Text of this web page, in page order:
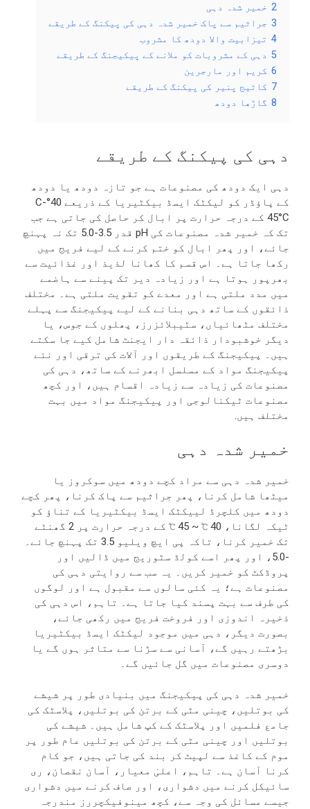
2 خمیر شدہ دہی
3 جراثیم سے پاک خمیر شدہ دہی کی پیکنگ کے طریقے
4 تیزابیت والا دودھ کا مشروب
5 دہی کے مشروبات کو ملانے کے پیکیجنگ کے طریقے
6 کریم اور مارجرین
7 کاٹیج پنیر کی پیکنگ کے طریقے
8 گاڑھا دودھ
دہی کی پیکنگ کے طریقے
دہی ایک دودھ کی مصنوعات ہے جو تازہ دودھ یا دودھ
کے پاؤڈر کو لیکٹک ایسڈ بیکٹیریا کے ذریعے 40°C-
45°C کے درجہ حرارت پر ابال کر حاصل کی جاتی ہے جب
تک کہ خمیر شدہ مصنوعات کی pH قدر 3.5-5.0 تک نہ پہنچ
جائے، اور پھر ابال کو ختم کرنے کے لیے فریج میں
رکھا جاتا ہے۔ اس قسم کا کھانا لذیذ اور غذائیت سے
بھرپور ہوتا ہے اور زیادہ دیر تک پینے سے ہاضمے
میں مدد ملتی ہے اور معدے کو تقویت ملتی ہے۔ مختلف
ذائقوں کے ساتھ دہی بنانے کے لیے پیکیجنگ سے پہلے
مختلف مٹھائیاں، سٹیبلائزرز، پھلوں کے جوس، یا
دیگر خوشبودار ذائقہ دار ایجنٹ شامل کیے جا سکتے
ہیں۔ پیکیجنگ کے طریقوں اور آلات کی ترقی اور نئے
پیکیجنگ مواد کے مسلسل ابھرنے کے ساتھ، دہی کی
مصنوعات کی زیادہ سے زیادہ اقسام ہیں، اور کچھ
مصنوعات ٹیکنالوجی اور پیکیجنگ مواد میں بہت
مختلف ہیں.
خمیر شدہ دہی
خمیر شدہ دہی سے مراد کچے دودھ میں سوکروز یا
میٹھا شامل کرنا، پھر جراثیم سے پاک کرنا، پھر کچے
دودھ میں کلچرڈ لییکٹک ایسڈ بیکٹیریا کے تناؤ کو
ٹیکہ لگانا، 40 ℃ ~ 45 ℃ کے درجہ حرارت پر 2 گھنٹے
تک خمیر کرنا، تاکہ پی ایچ ویلیو 3.5 تک پہنچ جائے۔
-5.0، اور پھر اسے کولڈ سٹوریج میں ڈالیں اور
پروڈکٹ کو خمیر کریں۔ یہ سب سے روایتی دہی کی
مصنوعات ہے؛ یہ کئی سالوں سے مقبول ہے اور لوگوں
کی طرف سے بہت پسند کیا جاتا ہے۔ تاہم، اس دہی کی
ذخیرہ اندوزی اور فروخت فریج میں رکھی جائے،
بصورت دیگر، دہی میں موجود لیکٹک ایسڈ بیکٹیریا
بڑھتے رہیں گے، آسانی سے سڑنا سے متاثر ہوں گے یا
دوسری مصنوعات میں گل جائیں گے۔
خمیر شدہ دہی کی پیکیجنگ میں بنیادی طور پر شیشے
کی بوتلیں، چینی مٹی کے برتن کی بوتلیں، پلاسٹک کی
جامع فلمیں اور پلاسٹک کے کپ شامل ہیں۔ شیشے کی
بوتلیں اور چینی مٹی کے برتن کی بوتلیں عام طور پر
موم کے کاغذ سے لپیٹ کر بند کی جاتی ہیں، جو کام
کرنا آسان ہے۔ تاہم، اعلیٰ معیار، آسان نقصان، ری
سائیکل کرنے میں دشواری، اور صاف کرنے میں دشواری
جیسے مسائل کی وجہ سے، کچھ مینوفیکچررز مندرجہ